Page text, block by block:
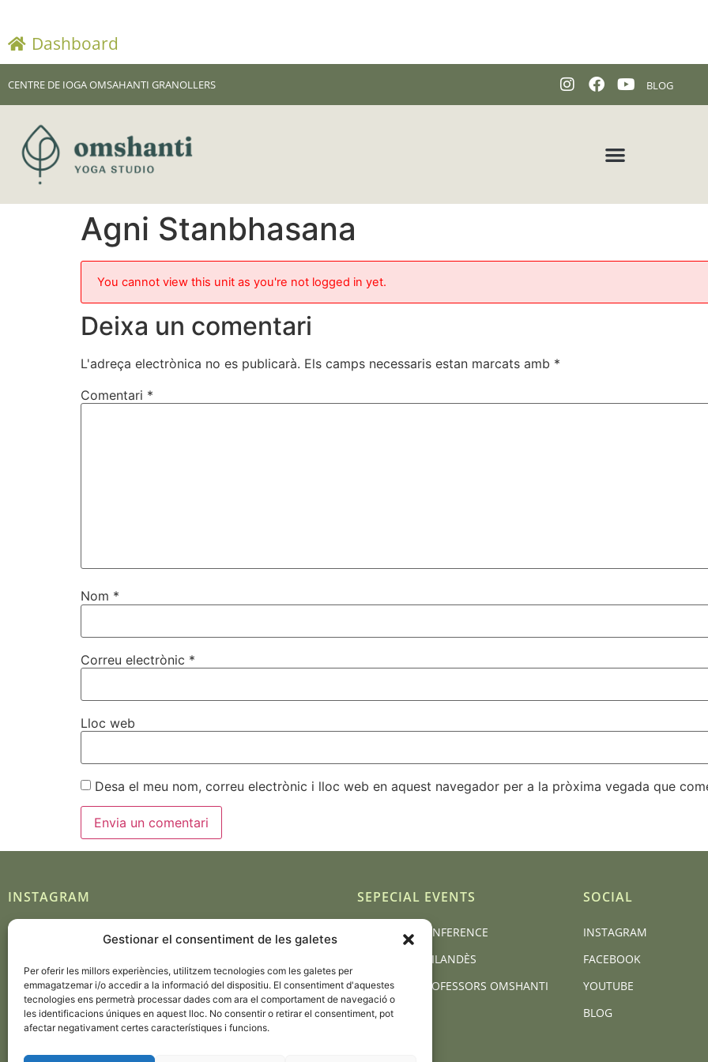
Gestionar el consentiment de les galetes
Per oferir les millors experiències, utilitzem tecnologies com les galetes per
emmagatzemar i/o accedir a la informació del dispositiu. El consentiment d'aquestes
tecnologies ens permetrà processar dades com ara el comportament de navegació o
les identificacions úniques en aquest lloc. No consentir o retirar el consentiment, pot
afectar negativament certes característiques i funcions.
Dashboard
CENTRE DE IOGA OMSAHANTI GRANOLLERS BLOG
Agni Stanbhasana
You cannot view this unit as you're not logged in yet.
Deixa un comentari
L'adreça electrònica no es publicarà. Els camps necessaris estan marcats amb *
Comentari *
Nom *
Correu electrònic *
Lloc web
Desa el meu nom, correu electrònic i lloc web en aquest navegador per a la pròxima vegada que
INSTAGRAM
Seguir en Instagram
SEPECIAL EVENTS
BCN YOGA CONFERENCE
MASSATGE TAILANDÈS
FORMACIÓ PROFESSORS OMSHANTI
SOCIAL
INSTAGRAM
FACEBOOK
YOUTUBE
BLOG